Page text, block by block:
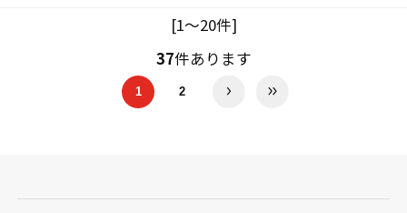
[1～20件]
37件あります
1 2